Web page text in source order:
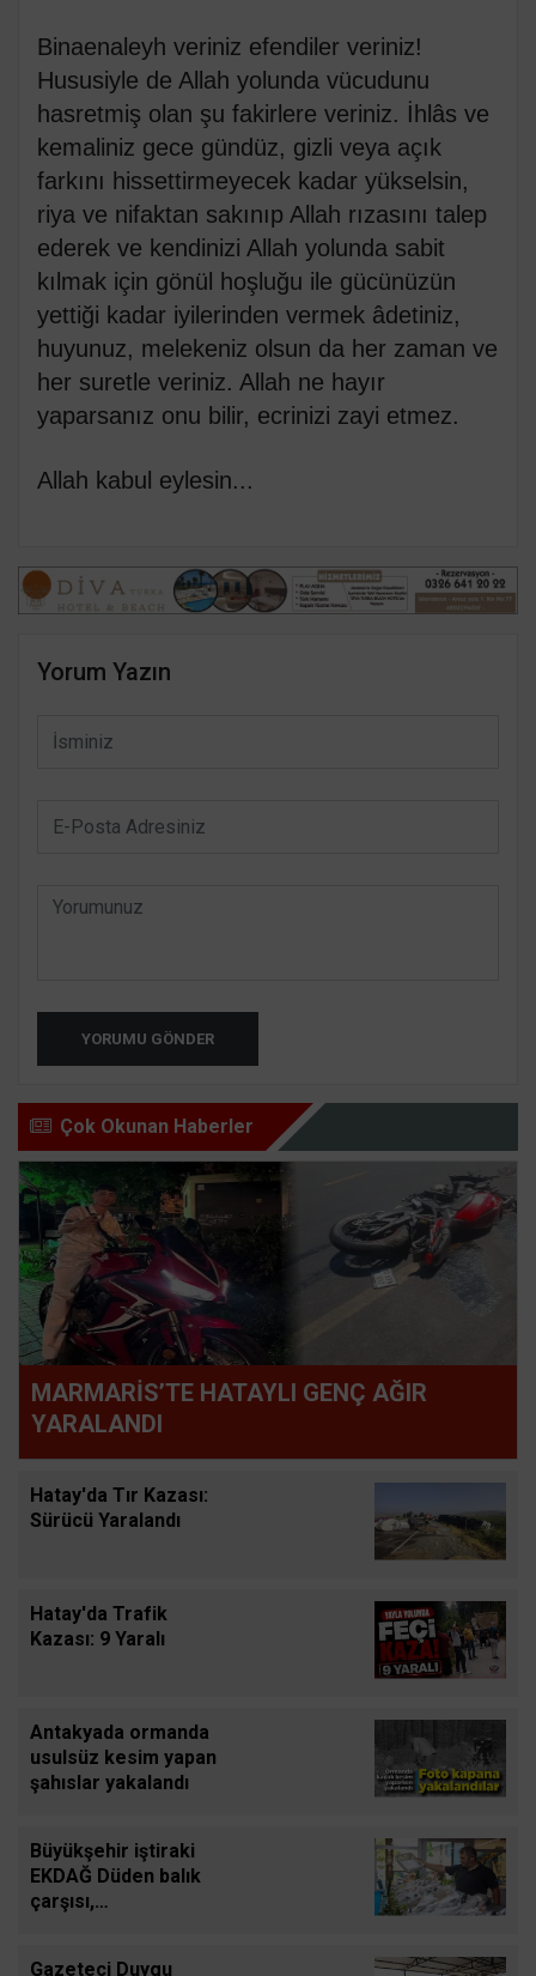
Binaenaleyh veriniz efendiler veriniz!
Hususiyle de Allah yolunda vücudunu
hasretmiş olan şu fakirlere veriniz. İhlâs ve
kemaliniz gece gündüz, gizli veya açık
farkını hissettirmeyecek kadar yükselsin,
riya ve nifaktan sakınıp Allah rızasını talep
ederek ve kendinizi Allah yolunda sabit
kılmak için gönül hoşluğu ile gücünüzün
yettiği kadar iyilerinden vermek âdetiniz,
huyunuz, melekeniz olsun da her zaman ve
her suretle veriniz. Allah ne hayır
yaparsanız onu bilir, ecrinizi zayi etmez.
Allah kabul eylesin...
Yorum Yazın
YORUMU GÖNDER
Çok Okunan Haberler
MARMARİS’TE HATAYLI GENÇ AĞIR
YARALANDI
Hatay'da Tır Kazası:
Sürücü Yaralandı
Hatay'da Trafik
Kazası: 9 Yaralı
Antakyada ormanda
usulsüz kesim yapan
şahıslar yakalandı
Büyükşehir iştiraki
EKDAĞ Düden balık
çarşısı,
Gazeteci Duygu